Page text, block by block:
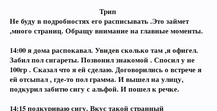
Клад:9/10
Шишка:9/10
Общение и оперативность оператора:9/10
Трип
Не буду в подробностях его расписывать .Это займет
,много страниц. Обращу внимание на главные моменты.
14:00 я дома распокавал. Увидев сколько там ,я офигел.
Забил пол сигареты. Позвонил знакомой . Спосил у не
100гр . Сказал что я ей сделаю. Договорились о встрече я
ей отсыпал , где-то пол грамма. И вышел на улицу,
подкурил забитю сигу с альфой. И пошел к речке.
14:15 подкуриваю сигу. Вкус такой странный